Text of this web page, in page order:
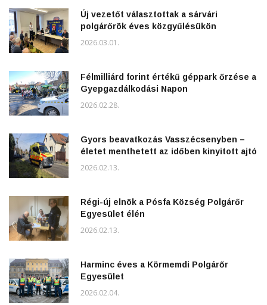
Új vezetőt választottak a sárvári
polgárőrök éves közgyűlésükön
2026.03.01.
Félmilliárd forint értékű géppark őrzése a
Gyepgazdálkodási Napon
2026.02.28.
Gyors beavatkozás Vasszécsenyben –
életet menthetett az időben kinyitott ajtó
2026.02.13.
Régi-új elnök a Pósfa Község Polgárőr
Egyesület élén
2026.02.13.
Harminc éves a Körmemdi Polgárőr
Egyesület
2026.02.04.